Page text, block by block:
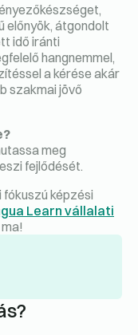
előnyök, átgondolt
idő iránti
hangnemmel,
a kérése akár
szakmai jövő
meg
fejlődését.
képzési
Learn vállalati